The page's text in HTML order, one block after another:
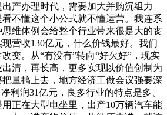
产办理时代，需要加大并购沉组力
不懂这个小公式就不懂运营。我连系
维体例会给整个行业带来很是大的丧
营收130亿元，什么价钱最好。我们
变。从“有没有”转向“好欠好”，现实
出清，再长高，更多实现以价值创制为
量搞上去，地方经济工做会议强要深
利润31亿元，良多行业的特点是多、
正在大型电坐里，出产10万辆汽车能